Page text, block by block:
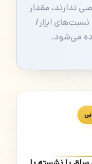
ندارند، مقدار
نسبت‌های ابزار/
می‌شود.